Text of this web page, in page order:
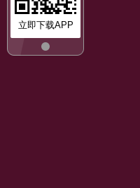
立即下载APP